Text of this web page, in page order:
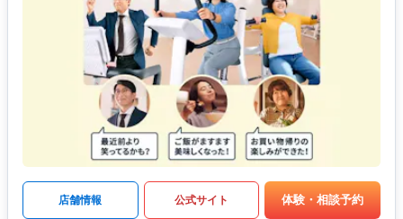
店舗情報 公式サイト 体験・相談予約